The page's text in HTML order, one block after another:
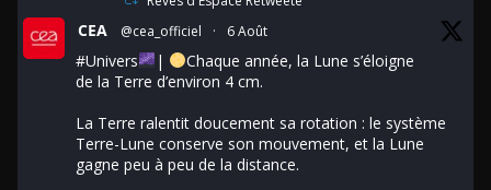
CEA @cea_officiel · 6 Août
#Univers |
Chaque année, la Lune s’éloigne
de la Terre d’environ 4 cm.
La Terre ralentit doucement sa rotation : le système
Terre-Lune conserve son mouvement, et la Lune
gagne peu à peu de la distance.